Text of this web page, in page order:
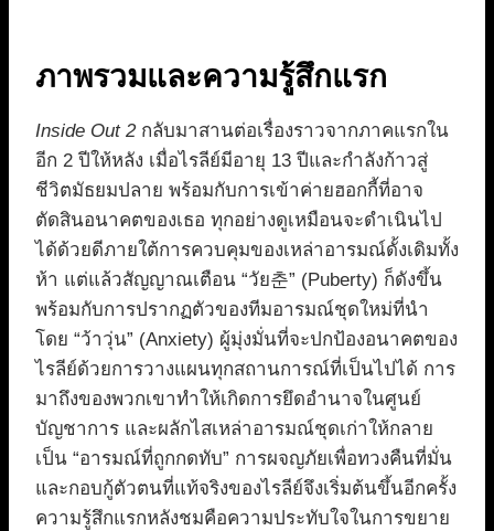
ภาพรวมและความรู้สึกแรก
Inside Out 2กลับมาสานต่อเรื่องราวจากภาคแรกใน
อีก 2 ปีให้หลัง เมื่อไรลีย์มีอายุ 13 ปีและกำลังก้าวสู่
ชีวิตมัธยมปลาย พร้อมกับการเข้าค่ายฮอกกี้ที่อาจ
ตัดสินอนาคตของเธอ ทุกอย่างดูเหมือนจะดำเนินไป
ได้ด้วยดีภายใต้การควบคุมของเหล่าอารมณ์ดั้งเดิมทั้ง
ห้า แต่แล้วสัญญาณเตือน “วัย춘” (Puberty) ก็ดังขึ้น
พร้อมกับการปรากฏตัวของทีมอารมณ์ชุดใหม่ที่นำ
โดย “ว้าวุ่น” (Anxiety) ผู้มุ่งมั่นที่จะปกป้องอนาคตของ
ไรลีย์ด้วยการวางแผนทุกสถานการณ์ที่เป็นไปได้ การ
มาถึงของพวกเขาทำให้เกิดการยึดอำนาจในศูนย์
บัญชาการ และผลักไสเหล่าอารมณ์ชุดเก่าให้กลาย
เป็น “อารมณ์ที่ถูกกดทับ” การผจญภัยเพื่อทวงคืนที่มั่น
และกอบกู้ตัวตนที่แท้จริงของไรลีย์จึงเริ่มต้นขึ้นอีกครั้ง
ความรู้สึกแรกหลังชมคือความประทับใจในการขยาย